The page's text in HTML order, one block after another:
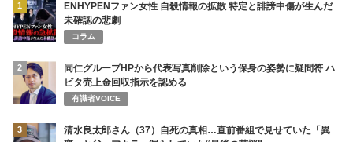
1
ENHYPENファン女性 自殺情報の拡散 特定と誹謗中傷が生んだ
未確認の悲劇
コラム
2
同仁グループHPから代表写真削除という保身の姿勢に疑問符 ハ
ビタ売上金回収指示を認める
有識者VOICE
3
清水良太郎さん（37）自死の真相…直前番組で見せていた「異